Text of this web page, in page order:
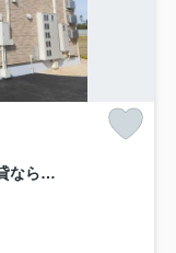
エンポリウム寿々木 刈谷市近郊の賃貸ならクラスホーム刈谷店